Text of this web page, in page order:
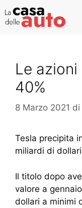
Le
40%
8 Marzo 2021 di
Tesla precipita
miliardi di
Il titolo dopo
valore a
dollari a minimi